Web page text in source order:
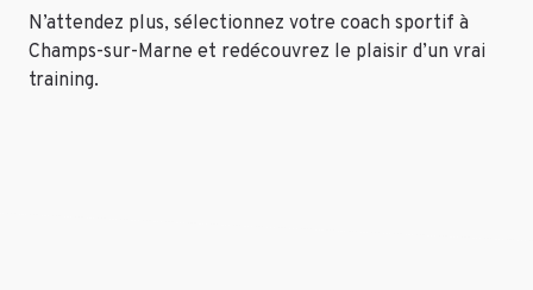
N’attendez plus, sélectionnez votre coach sportif à
Champs-sur-Marne et redécouvrez le plaisir d’un vrai
training.